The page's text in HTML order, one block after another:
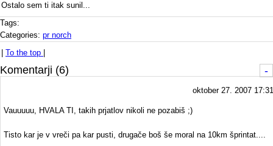
Ostalo sem ti itak sunil...
Tags:
Categories: pr norch
To the top
Komentarji (6) -
oktober 27. 2007 17:31
Vauuuuu, HVALA TI, takih prjatlov nikoli ne pozabiš ;)
Tisto kar je v vreči pa kar pusti, drugače boš še moral na 10km šprintat....